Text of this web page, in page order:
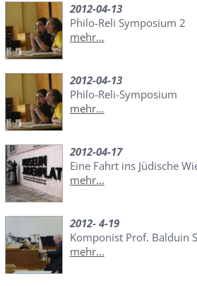
2012-04-13
Philo-Reli Symposium 2
mehr...
2012-04-13
Philo-Reli-Symposium
mehr...
2012-04-17
Eine Fahrt ins Jüdische
mehr...
2012- 4-19
Komponist Prof. Balduin
mehr...